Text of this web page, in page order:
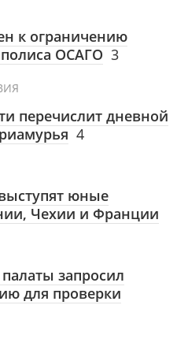
к ограничению
ОСАГО 3
перечислит дневной
4
юные
Чехии и Франции
запросил
для проверки